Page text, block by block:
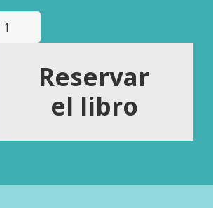
VIDA"
Carmen
Reservar
el libro